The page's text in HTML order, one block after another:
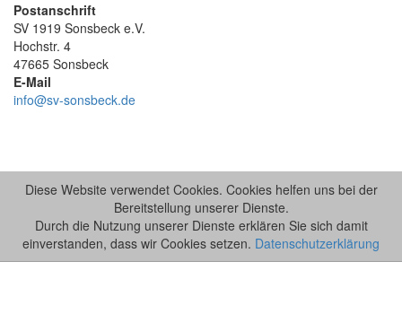
Postanschrift
SV 1919 Sonsbeck e.V.
Hochstr. 4
47665 Sonsbeck
E-Mail
info@sv-sonsbeck.de
Diese Website verwendet Cookies. Cookies helfen uns bei der
Bereitstellung unserer Dienste.
Durch die Nutzung unserer Dienste erklären Sie sich damit
einverstanden, dass wir Cookies setzen. Datenschutzerklärung